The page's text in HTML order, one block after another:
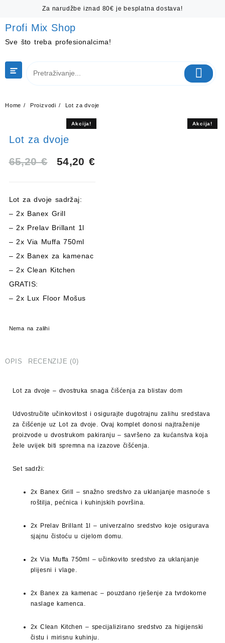
content
Za narudžbe iznad 80€ je besplatna dostava!
Profi Mix Shop
Sve što treba profesionalcima!
Home Proizvodi Lot za dvoje
Akcija!
Lot za dvoje
65,20€
Izvorna
bila
je:
65,20 €.
54,20€Trenutna
Lot za dvoje sadržaj:
– 2x Banex Grill
– 2x Prelav Brillant 1l
– 2x Via Muffa 750ml
– 2x Banex za kamenac
– 2x Clean Kitchen
GRATIS:
– 2x Lux Floor Mošus
Nema na zalihi
Akcija!
OPIS RECENZIJE (0)
Lot za dvoje – dvostruka snaga čišćenja za blistav dom
Udvostručite učinkovitost i osigurajte dugotrajnu zalihu sredstava
za čišćenje uz Lot za dvoje . Ovaj komplet donosi najtraženije
proizvode u dvostrukom pakiranju – savršeno za kućanstva koja
žele uvijek biti spremna na izazove čišćenja.
Set sadrži:
2x Banex Grill
– snažno sredstvo za uklanjanje masnoće s
roštilja, pećnica i kuhinjskih površina.
2x Prelav Brillant 1l
– univerzalno sredstvo koje osigurava
sjajnu čistoću u cijelom domu.
2x Via Muffa 750ml
– učinkovito sredstvo za uklanjanje
plijesni i vlage.
2x Banex za kamenac – pouzdano rješenje za tvrdokorne
naslage kamenca.
2x Clean Kitchen – specijalizirano sredstvo za higijenski
čistu i mirisnu kuhinju.